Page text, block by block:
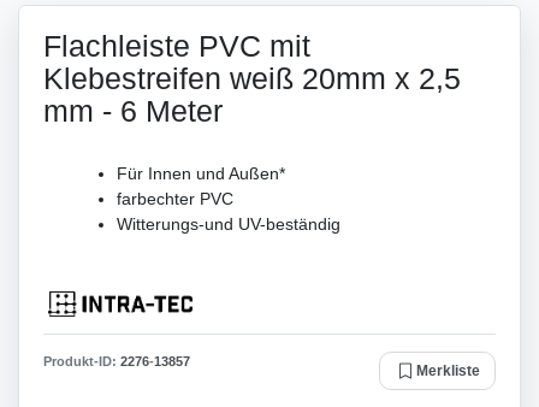
Flachleiste PVC mit
Klebestreifen weiß 20mm x 2,5
mm - 6 Meter
Für Innen und Außen*
farbechter PVC
Witterungs-und UV-beständig
Produkt-ID: 2276-13857
Merkliste